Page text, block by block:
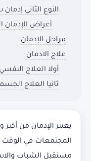
النوع الثاني
أعراض الإدمان
مراحل الإدمان
علاج الادمان
أولا العلاج النفسي
ثانيا العلاج
يعتبر الإدمان من
المجتمعات في الوقت
مستقبل الشباب